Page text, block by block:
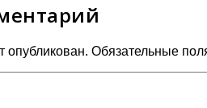
опубликован. Обязательные